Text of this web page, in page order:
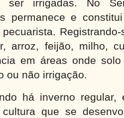
ser irrigadas. No
permanece e
pecuarista.
arroz, feijão, milho,
em áreas onde
ou não irrigação.
há inverno
cultura que se